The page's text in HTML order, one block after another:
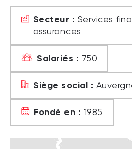
Secteur : Services
assurances
Salariés : 750
Siège social :
Fondé en : 1985